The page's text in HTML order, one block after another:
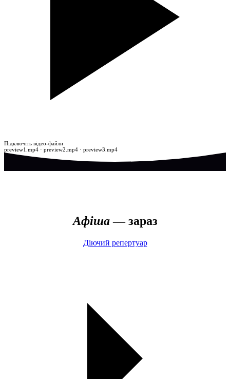
Підключіть відео-файли
preview1.mp4 · preview2.mp4 · preview3.mp4
Афіша— зараз
Діючий репертуар